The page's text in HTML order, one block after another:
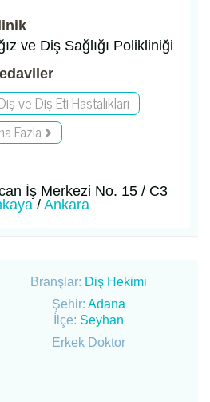
ve Diş Sağlığı Polikliniği
ve Diş Eti Hastalıkları
Fazla
İş Merkezi No. 15 / C3
/ Ankara
Branşlar: Diş Hekimi
Şehir:Adana
İlçe: Seyhan
Erkek Doktor